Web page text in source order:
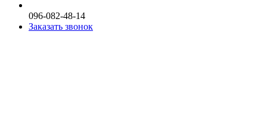
096-082-48-14
Заказать звонок